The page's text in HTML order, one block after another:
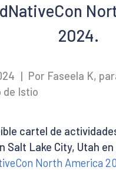
2024.
| Por Faseela K,
de Istio
cartel de
Salt Lake City, Utah en
North America